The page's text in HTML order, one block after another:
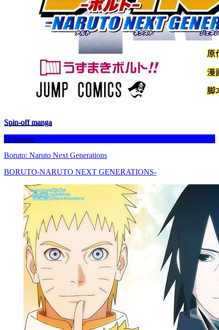
Spin-off manga
Befejezett
Boruto: Naruto Next Generations
BORUTO-NARUTO NEXT GENERATIONS-